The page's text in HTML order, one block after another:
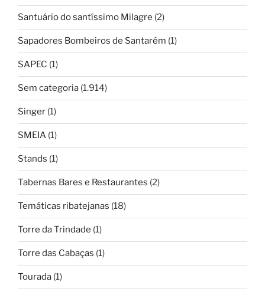
Santuário do santíssimo Milagre (2)
Sapadores Bombeiros de Santarém (1)
SAPEC (1)
Sem categoria (1.914)
Singer (1)
SMEIA (1)
Stands (1)
Tabernas Bares e Restaurantes (2)
Temáticas ribatejanas (18)
Torre da Trindade (1)
Torre das Cabaças (1)
Tourada (1)